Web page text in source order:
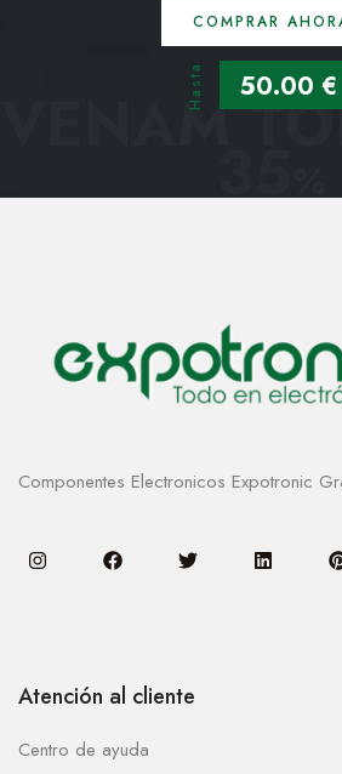
COMPRAR
Hasta 50.00 €
VENAM
35
Componentes Electronicos Expotronic
Atención al cliente
Centro de ayuda